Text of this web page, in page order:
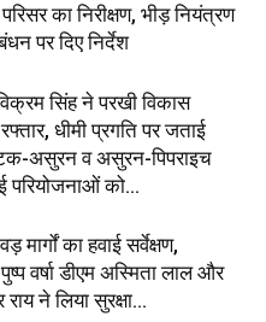
का निरीक्षण, भीड़ नियंत्रण
पर दिए निर्देश
सिंह ने परखी विकास
धीमी प्रगति पर जताई
असुरन व असुरन-पिपराइच
को...
मार्गों का हवाई सर्वेक्षण,
वर्षा डीएम अस्मिता लाल और
ने लिया सुरक्षा...